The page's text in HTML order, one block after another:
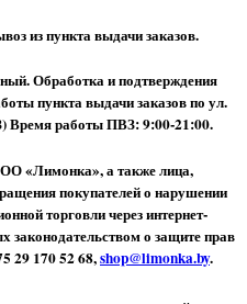
из пункта выдачи заказов.
Обработка и подтверждения
пункта выдачи заказов по ул.
Время работы ПВЗ: 9:00-21:00.
«Лимонка», а также лица,
покупателей о нарушении
торговли через интернет-
законодательством о защите прав
29 170 52 68,shop@limonka.by.